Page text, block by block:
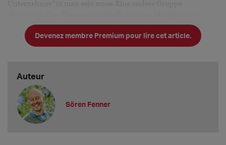
Stücke. Dabei wurden nicht nur die dramaturg
Devenez membre Premium pour lire cet article.
Auteur
Sören Fenner